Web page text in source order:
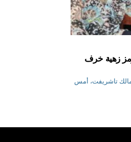
زهية خرف
تاشريفت، أمس